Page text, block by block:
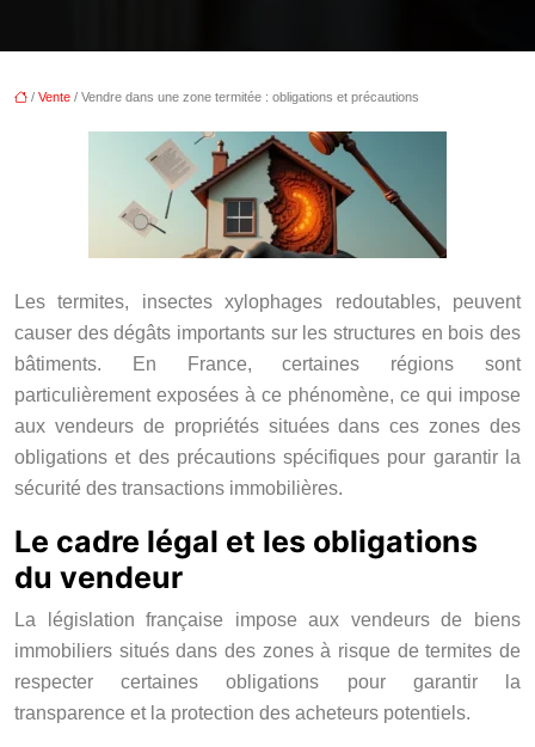
/ Vente / Vendre dans une zone termitée : obligations et précautions
Les termites, insectes xylophages redoutables, peuvent
causer des dégâts importants sur les structures en bois des
bâtiments. En France, certaines régions sont
particulièrement exposées à ce phénomène, ce qui impose
aux vendeurs de propriétés situées dans ces zones des
obligations et des précautions spécifiques pour garantir la
sécurité des transactions immobilières.
Le cadre légal et les obligations
du vendeur
La législation française impose aux vendeurs de biens
immobiliers situés dans des zones à risque de termites de
respecter certaines obligations pour garantir la
transparence et la protection des acheteurs potentiels.